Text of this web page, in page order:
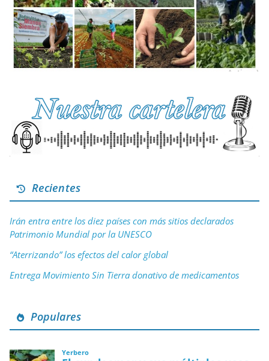
Recientes
Irán entra entre los diez países con más sitios declarados
Patrimonio Mundial por la UNESCO
“Aterrizando” los efectos del calor global
Entrega Movimiento Sin Tierra donativo de medicamentos
Populares